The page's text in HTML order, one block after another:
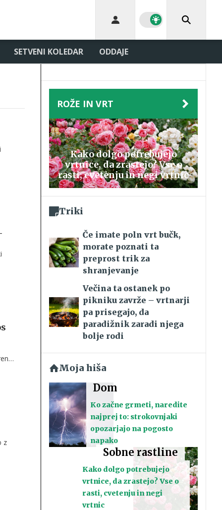
SETVENI KOLEDAR ODDAJE
z
ROŽE IN VRT
Kako dolgo potrebujejo
vrtnice, da zrastejo? Vse o
rasti, cvetenju in negi vrtnic
Triki
Če imate poln vrt bučk,
morate poznati ta
preprost trik za
shranjevanje
Večina ta ostanek po
pikniku zavrže – vrtnarji
pa prisegajo, da
paradižnik zaradi njega
bolje rodi
Moja hiša
Dom
Ko začne grmeti, naredite
najprej to: strokovnjaki
opozarjajo na pogosto
napako
Sobne rastline
Kako dolgo potrebujejo
vrtnice, da zrastejo? Vse o
rasti, cvetenju in negi
vrtnic